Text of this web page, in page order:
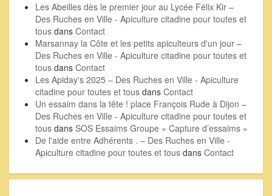
Les Abeilles dès le premier jour au Lycée Félix Kir –
Des Ruches en Ville - Apiculture citadine pour toutes et
tous dans Contact
Marsannay la Côte et les petits apiculteurs d'un jour –
Des Ruches en Ville - Apiculture citadine pour toutes et
tous dans Contact
Les Apiday's 2025 – Des Ruches en Ville - Apiculture
citadine pour toutes et tous dans Contact
Un essaim dans la tête ! place François Rude à Dijon –
Des Ruches en Ville - Apiculture citadine pour toutes et
tous dans SOS Essaims Groupe « Capture d’essaims »
De l'aide entre Adhérents . – Des Ruches en Ville -
Apiculture citadine pour toutes et tous dans Contact